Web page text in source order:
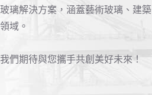
璃解決方案，涵蓋藝術玻璃、建築
域。
們期待與您攜手共創美好未來！